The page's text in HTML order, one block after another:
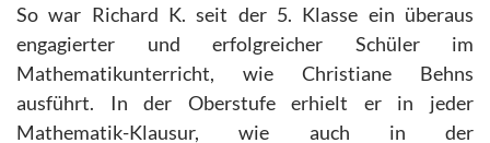
So war Richard K. seit der 5. Klasse ein überaus
engagierter und erfolgreicher Schüler im
Mathematikunterricht, wie Christiane Behns
ausführt. In der Oberstufe erhielt er in jeder
Mathematik-Klausur, wie auch in der